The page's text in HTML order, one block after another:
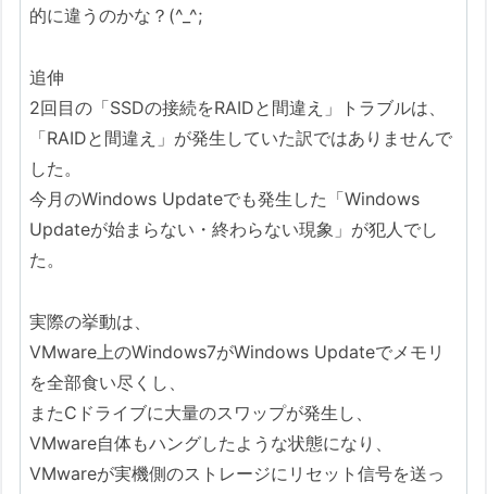
的に違うのかな？(^_^;
追伸
2回目の「SSDの接続をRAIDと間違え」トラブルは、
「RAIDと間違え」が発生していた訳ではありませんで
した。
今月のWindows Updateでも発生した「Windows
Updateが始まらない・終わらない現象」が犯人でし
た。
実際の挙動は、
VMware上のWindows7がWindows Updateでメモリ
を全部食い尽くし、
またCドライブに大量のスワップが発生し、
VMware自体もハングしたような状態になり、
VMwareが実機側のストレージにリセット信号を送っ